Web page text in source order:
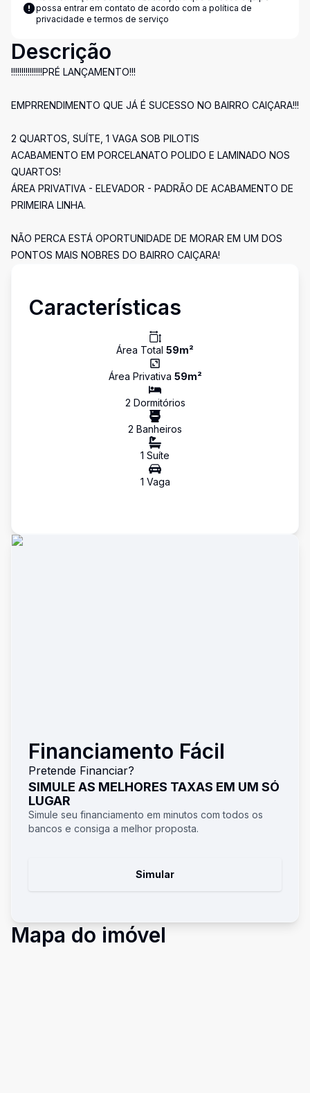
possa entrar em contato de acordo com a política de
privacidade e termos de serviço
Descrição
!!!!!!!!!!!!!!!PRÉ LANÇAMENTO!!!
EMPRRENDIMENTO QUE JÁ É SUCESSO NO BAIRRO CAIÇARA!!!
2 QUARTOS, SUÍTE, 1 VAGA SOB PILOTIS
ACABAMENTO EM PORCELANATO POLIDO E LAMINADO NOS
QUARTOS!
ÁREA PRIVATIVA - ELEVADOR - PADRÃO DE ACABAMENTO DE
PRIMEIRA LINHA.
NÃO PERCA ESTÁ OPORTUNIDADE DE MORAR EM UM DOS
PONTOS MAIS NOBRES DO BAIRRO CAIÇARA!
Características
Área Total 59m²
Área Privativa 59m²
2 Dormitórios
2 Banheiros
1 Suíte
1 Vaga
Financiamento Fácil
Pretende Financiar?
SIMULE AS MELHORES TAXAS EM UM SÓ
LUGAR
Simule seu financiamento em minutos com todos os
bancos e consiga a melhor proposta.
Simular
Mapa do imóvel